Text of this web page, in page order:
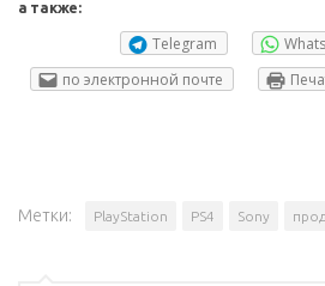
а также:
Telegram
по электронной почте
Метки: PlayStation PS4 Sony